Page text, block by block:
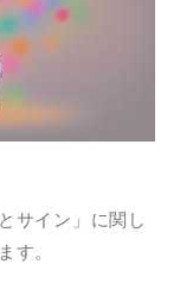
サイン」に関し
す。